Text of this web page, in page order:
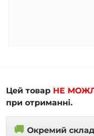
Цей товар НЕ
при отриманні.
🚚 Окремий